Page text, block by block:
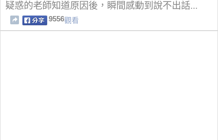
疑惑的老師知道原因後，瞬間感動到說不出話...
9556觀看